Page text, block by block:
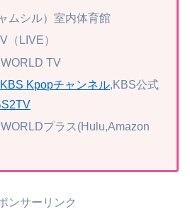
ムシル）室内体育館
（LIVE）
TV
KBS Kpopチャンネル,KBS公式
プラス(Hulu,Amazon
ンサーリンク